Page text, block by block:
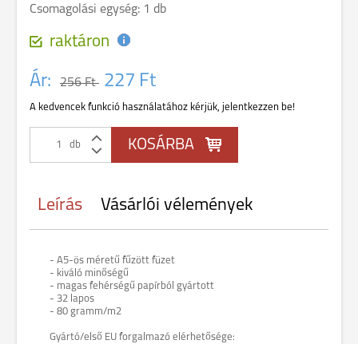
Csomagolási egység: 1 db
raktáron
Ár: 256 Ft 227 Ft
A kedvencek funkció használatához kérjük, jelentkezzen be!
db
Leírás Vásárlói vélemények
- A5-ös méretű fűzött füzet
- kiváló minőségű
- magas fehérségű papírból gyártott
- 32 lapos
- 80 gramm/m2
Gyártó/első EU forgalmazó elérhetősége: